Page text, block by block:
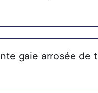
gaie arrosée de